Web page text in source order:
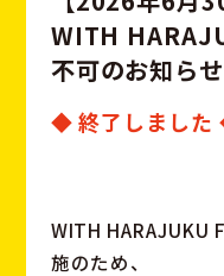
WITH HARAJ
不可のお知らせ
◆ 終了しまし
WITH HARAJUKU
施のため、